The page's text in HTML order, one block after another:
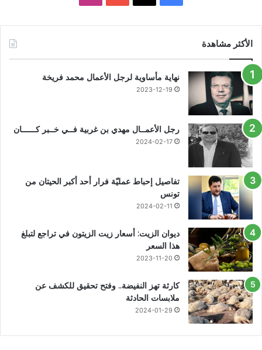
الأكثر مشاهدة
نهاية مأساوية لرجل الأعمال محمد فريخة
2023-12-19
رجل الأعمــال مهدي بن غربية فــي خــبر كــــــان
2024-02-17
تفاصيل إحباط عمليّة فرار أحد أكبر الحيتان من
تونس
2024-02-11
ديوان الزيت: أسعار زيت الزيتون في تراجع لتبلغ
هذا السعر
2023-11-20
كارثة تهز النفيضة.. وفتح تحقيق للكشف عن
ملابسات الحادثة
2024-01-29